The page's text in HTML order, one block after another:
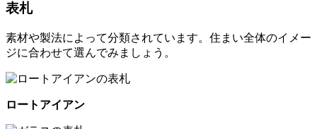
表札
素材や製法によって分類されています。住まい全体のイメー
ジに合わせて選んでみましょう。
ロートアイアン